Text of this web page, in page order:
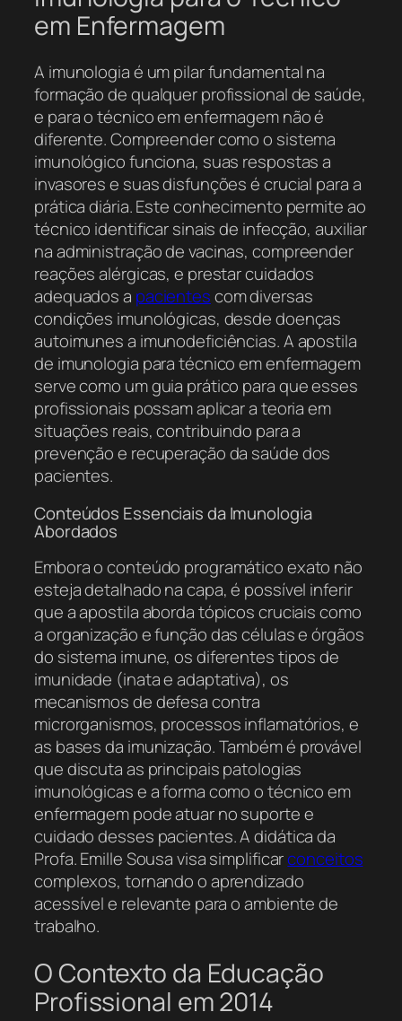
em Enfermagem
A imunologia é um pilar fundamental na
formação de qualquer profissional de saúde,
e para o técnico em enfermagem não é
diferente. Compreender como o sistema
imunológico funciona, suas respostas a
invasores e suas disfunções é crucial para a
prática diária. Este conhecimento permite ao
técnico identificar sinais de infecção, auxiliar
na administração de vacinas, compreender
reações alérgicas, e prestar cuidados
adequados a pacientescom diversas
condições imunológicas, desde doenças
autoimunes a imunodeficiências. A apostila
de imunologia para técnico em enfermagem
serve como um guia prático para que esses
profissionais possam aplicar a teoria em
situações reais, contribuindo para a
prevenção e recuperação da saúde dos
pacientes.
Conteúdos Essenciais da Imunologia
Abordados
Embora o conteúdo programático exato não
esteja detalhado na capa, é possível inferir
que a apostila aborda tópicos cruciais como
a organização e função das células e órgãos
do sistema imune, os diferentes tipos de
imunidade (inata e adaptativa), os
mecanismos de defesa contra
microrganismos, processos inflamatórios, e
as bases da imunização. Também é provável
que discuta as principais patologias
imunológicas e a forma como o técnico em
enfermagem pode atuar no suporte e
cuidado desses pacientes. A didática da
Profa. Emille Sousa visa simplificarconceitos
complexos, tornando o aprendizado
acessível e relevante para o ambiente de
trabalho.
O Contexto da Educação
Profissional em 2014